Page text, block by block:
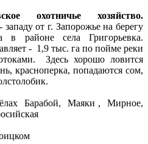
охотничье хозяйство.
от г. Запорожье на берегу
в районе села Григорьевка.
- 1,9 тыс. га по пойме реки
Здесь хорошо ловится
красноперка, попадаются сом,
Барабой, Маяки , Мирное,